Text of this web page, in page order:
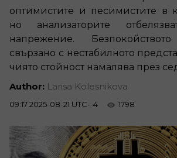
оптимистите и песимистите в
но анализаторите
напрежение.
свързано с нестабилното
чиято стойност намалява през
Author: Larisa Kolesnikova
09:17 2025-08-21 UTC--4 1798